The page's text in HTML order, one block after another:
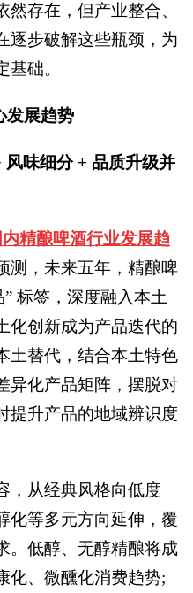
存在，但产业整合、
逐步破解这些瓶颈，为
础。
发展趋势
味细分 + 品质升级并
精酿啤酒行业发展趋
测， 未来五年，精酿啤
标签，深度融入本土
化创新成为产品迭代的
土替代，结合本土特色
异化产品矩阵，摆脱对
提升产品的地域辨识度
，从经典风格向低度
化等多元方向延伸，覆
。低醇、无醇精酿将成
化、微醺化消费趋势;